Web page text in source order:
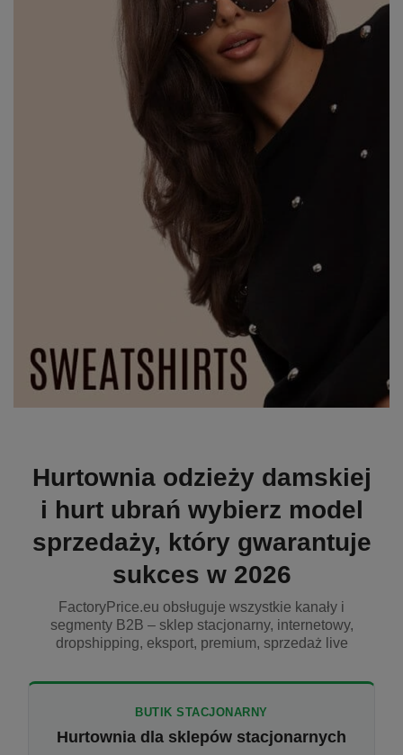
Hurtownia odzieży damskiej
i hurt ubrań wybierz model
sprzedaży, który gwarantuje
sukces w 2026
FactoryPrice.eu obsługuje wszystkie kanały i
segmenty B2B – sklep stacjonarny, internetowy,
dropshipping, eksport, premium, sprzedaż live
BUTIK STACJONARNY
Hurtownia dla sklepów stacjonarnych